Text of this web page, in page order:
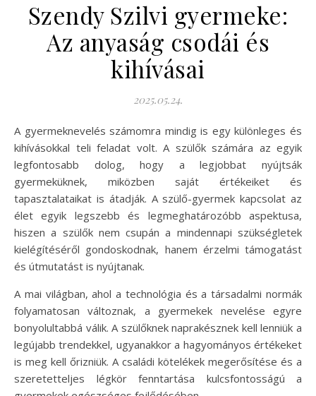
Szendy Szilvi gyermeke:
Az anyaság csodái és
kihívásai
2025.05.24.
A gyermeknevelés számomra mindig is egy különleges és
kihívásokkal teli feladat volt. A szülők számára az egyik
legfontosabb dolog, hogy a legjobbat nyújtsák
gyermeküknek, miközben saját értékeiket és
tapasztalataikat is átadják. A szülő-gyermek kapcsolat az
élet egyik legszebb és legmeghatározóbb aspektusa,
hiszen a szülők nem csupán a mindennapi szükségletek
kielégítéséről gondoskodnak, hanem érzelmi támogatást
és útmutatást is nyújtanak.
A mai világban, ahol a technológia és a társadalmi normák
folyamatosan változnak, a gyermekek nevelése egyre
bonyolultabbá válik. A szülőknek naprakésznek kell lenniük a
legújabb trendekkel, ugyanakkor a hagyományos értékeket
is meg kell őrizniük. A családi kötelékek megerősítése és a
szeretetteljes légkör fenntartása kulcsfontosságú a